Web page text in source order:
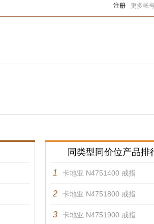
注册 更多帐
同类型同价位产品排
1 卡地亚 N4751400 戒指
2 卡地亚 N4751800 戒指
3 卡地亚 N4751900 戒指